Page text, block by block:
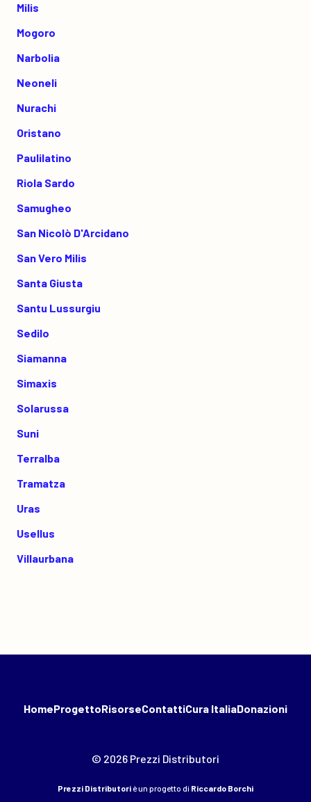
Milis
Mogoro
Narbolia
Neoneli
Nurachi
Oristano
Paulilatino
Riola Sardo
Samugheo
San Nicolò D'Arcidano
San Vero Milis
Santa Giusta
Santu Lussurgiu
Sedilo
Siamanna
Simaxis
Solarussa
Suni
Terralba
Tramatza
Uras
Usellus
Villaurbana
HomeProgettoRisorseContattiCura ItaliaDonazioni
© 2026 Prezzi Distributori
Prezzi Distributori è un progetto di Riccardo Borchi